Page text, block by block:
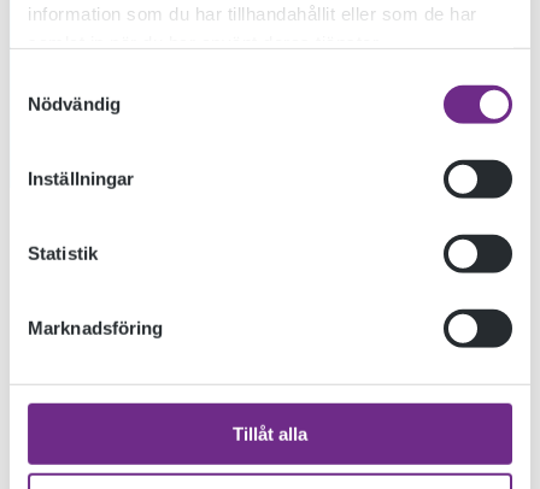
information som du har tillhandahållit eller som de har
Nödvändig
Inställningar
Statistik
Marknadsföring
Tillåt alla
KATEGORIER
Allmän kurs
Dokumentärfilmskolan
Dokumentärfilmskolan distans
Evenemang